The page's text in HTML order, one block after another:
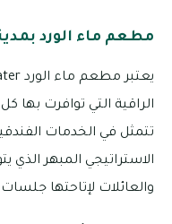
مطعم ماء الورد
الراقية التي توافرت بها
تتمثل في الخدمات
الاستراتيجي المبهر الذي
والعائلات لإتاحتها